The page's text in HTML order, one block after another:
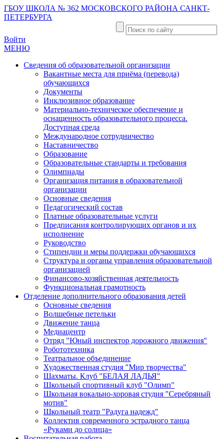
ГБОУ ШКОЛА № 362 МОСКОВСКОГО РАЙОНА САНКТ-
ПЕТЕРБУРГА
Войти
МЕНЮ
Сведения об образовательной организации
Вакантные места для приёма (перевода)
обучающихся
Документы
Инклюзивное образование
Материально-техническое обеспечение и
оснащенность образовательного процесса.
Доступная среда
Международное сотрудничество
Наставничество
Образование
Образовательные стандарты и требования
Олимпиады
Организация питания в образовательной
организации
Основные сведения
Педагогический состав
Платные образовательные услуги
Предписания контролирующих органов и их
исполнение
Руководство
Стипендии и меры поддержки обучающихся
Структура и органы управления образовательной
организацией
Финансово-хозяйственная деятельность
Функциональная грамотность
Отделение дополнительного образования детей
Основные сведения
Волшебные петельки
Движение танца
Медиацентр
Отряд "Юный инспектор дорожного движения"
Робототехника
Театральное объединение
Художественная студия "Мир творчества"
Шахматы. Клуб "БЕЛАЯ ЛАДЬЯ"
Школьный спортивный клуб "Олимп"
Школьная вокально-хоровая студия "Серебряный
мотив"
Школьный театр "Радуга надежд"
Коллектив современного эстрадного танца
«Руками до солнца»